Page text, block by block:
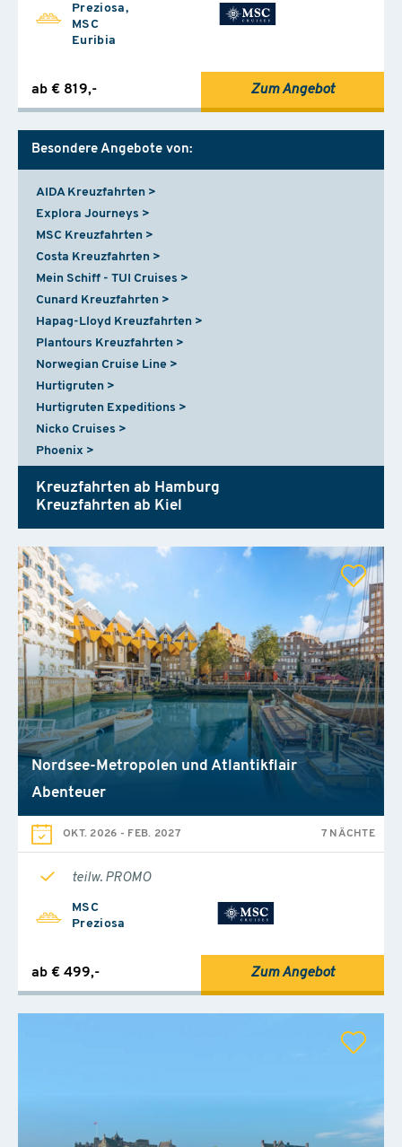
Preziosa,
MSC
Euribia
ab € 819,- Zum Angebot
Besondere Angebote von:
AIDA Kreuzfahrten
Explora Journeys
MSC Kreuzfahrten
Costa Kreuzfahrten
Mein Schiff - TUI Cruises
Cunard Kreuzfahrten
Hapag-Lloyd Kreuzfahrten
Plantours Kreuzfahrten
Norwegian Cruise Line
Hurtigruten
Hurtigruten Expeditions
Nicko Cruises
Phoenix
Kreuzfahrten ab Hamburg
Kreuzfahrten ab Kiel
Nordsee-Metropolen und Atlantikflair
Abenteuer
OKT. 2026 - FEB. 2027 7 NÄCHTE
teilw. PROMO
MSC
Preziosa
ab € 499,- Zum Angebot